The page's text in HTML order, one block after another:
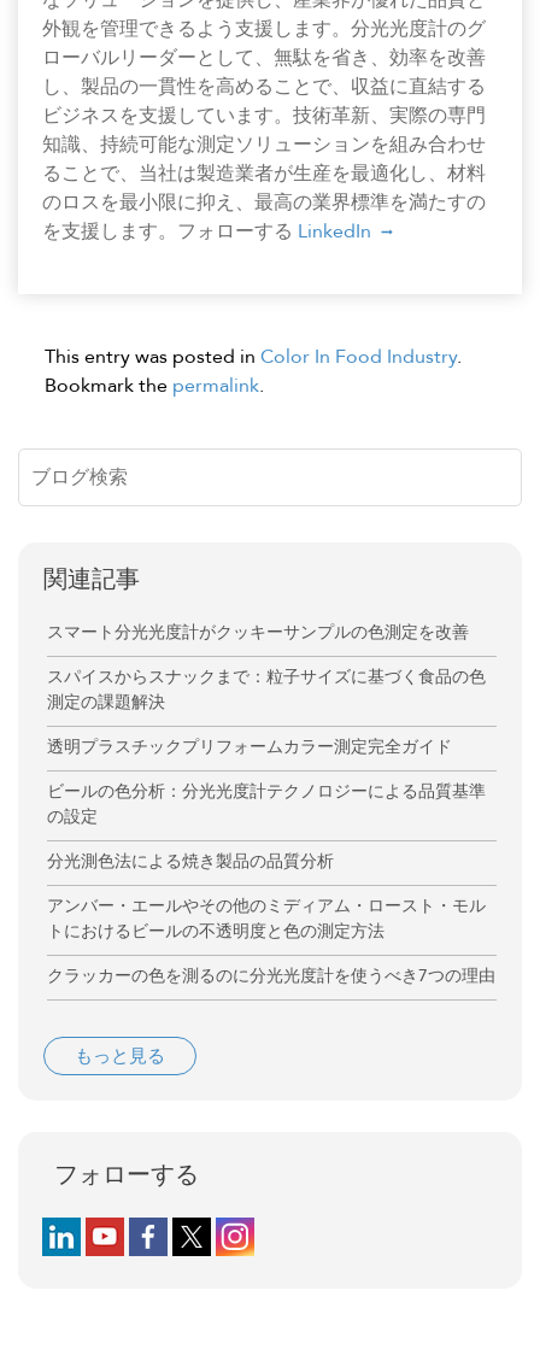
外観を管理できるよう支援します。分光光度計のグ
ローバルリーダーとして、無駄を省き、効率を改善
し、製品の一貫性を高めることで、収益に直結する
ビジネスを支援しています。技術革新、実際の専門
知識、持続可能な測定ソリューションを組み合わせ
ることで、当社は製造業者が生産を最適化し、材料
のロスを最小限に抑え、最高の業界標準を満たすの
を支援します。フォローする LinkedIn
This entry was posted in Color In Food Industry.
Bookmark the permalink.
関連記事
スマート分光光度計がクッキーサンプルの色測定を改善
スパイスからスナックまで：粒子サイズに基づく食品の色
測定の課題解決
透明プラスチックプリフォームカラー測定完全ガイド
ビールの色分析：分光光度計テクノロジーによる品質基準
の設定
分光測色法による焼き製品の品質分析
アンバー・エールやその他のミディアム・ロースト・モル
トにおけるビールの不透明度と色の測定方法
クラッカーの色を測るのに分光光度計を使うべき7つの理由
もっと見る
フォローする
Follow us on LinkedIn
Follow us on YouTube
Follow us on Facebook
Follow us on X (formerly Twitter)
Follow us on Instagram